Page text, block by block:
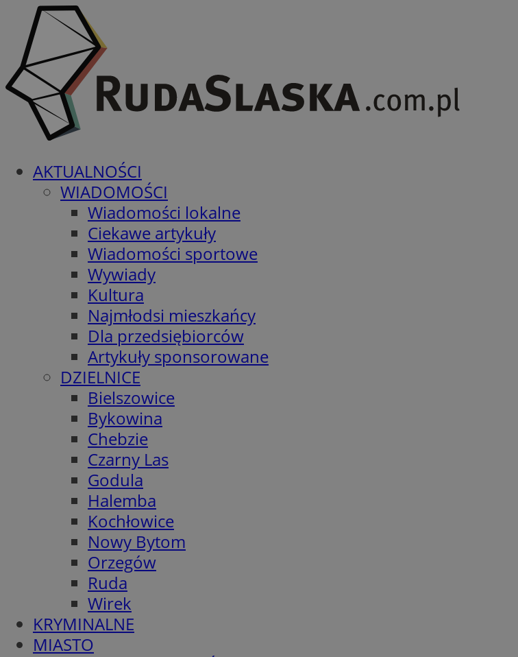
AKTUALNOŚCI
WIADOMOŚCI
Wiadomości lokalne
Ciekawe artykuły
Wiadomości sportowe
Wywiady
Kultura
Najmłodsi mieszkańcy
Dla przedsiębiorców
Artykuły sponsorowane
DZIELNICE
Bielszowice
Bykowina
Chebzie
Czarny Las
Godula
Halemba
Kochłowice
Nowy Bytom
Orzegów
Ruda
Wirek
KRYMINALNE
MIASTO